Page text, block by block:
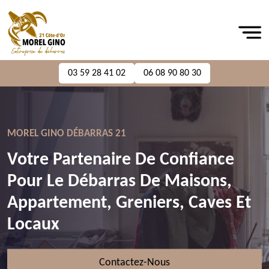
03 59 28 41 02 06 08 90 80 30
MOREL GINO DÉBARRAS 21
Votre Partenaire De Confiance
Pour Le Débarras De Maisons,
Appartement, Greniers, Caves Et
Locaux
Contactez-Nous